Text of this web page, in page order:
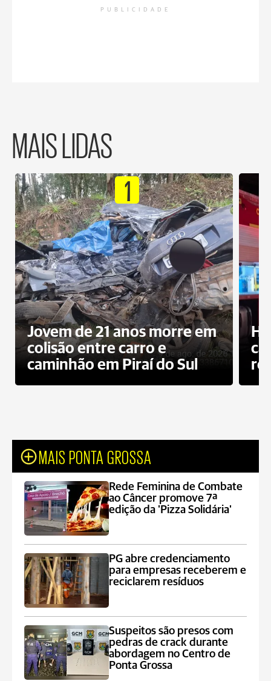
PUBLICIDADE
MAIS LIDAS
1
Jovem de 21 anos morre em
colisão entre carro e
caminhão em Piraí do Sul
MAIS PONTA GROSSA
Rede Feminina de Combate
ao Câncer promove 7ª
edição da 'Pizza Solidária'
PG abre credenciamento
para empresas receberem e
reciclarem resíduos
Suspeitos são presos com
pedras de crack durante
abordagem no Centro de
Ponta Grossa